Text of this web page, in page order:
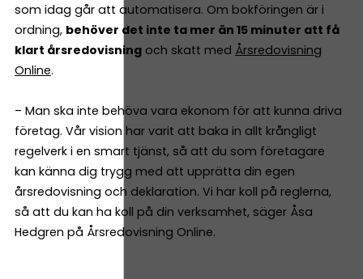
som idag går att automatisera. Om bokföringen är i
ordning, behöver det inte ta mer än 15 minuter att få
klart årsredovisning och skatt med Årsredovisning
Online.
– Man ska inte behöva vara ekonom för att kunna driva
företag. Vår vision har varit att baka in allt krångligt
regelverk i en smart tjänst, så att du som företagare
kan känna dig trygg med att upprätta din egen
årsredovisning och deklaration. Vi har koll på reglerna,
så att du kan ha koll på din verksamhet, säger Åsa
Hedgren på Årsredovisning Online.